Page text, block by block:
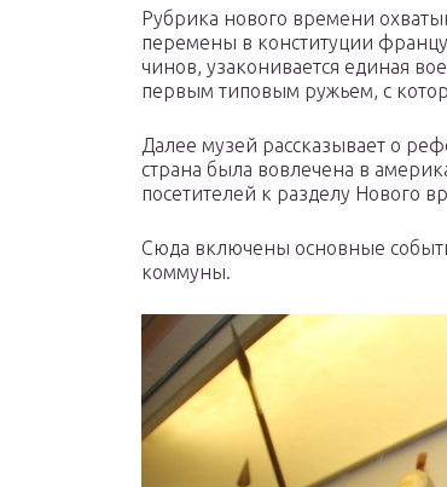
Рубрика нового времени
перемены в конституции
чинов, узаконивается единая
первым типовым ружьем, с
Далее музей рассказывает о
страна была вовлечена в
посетителей к разделу Нового
Сюда включены основные
коммуны.